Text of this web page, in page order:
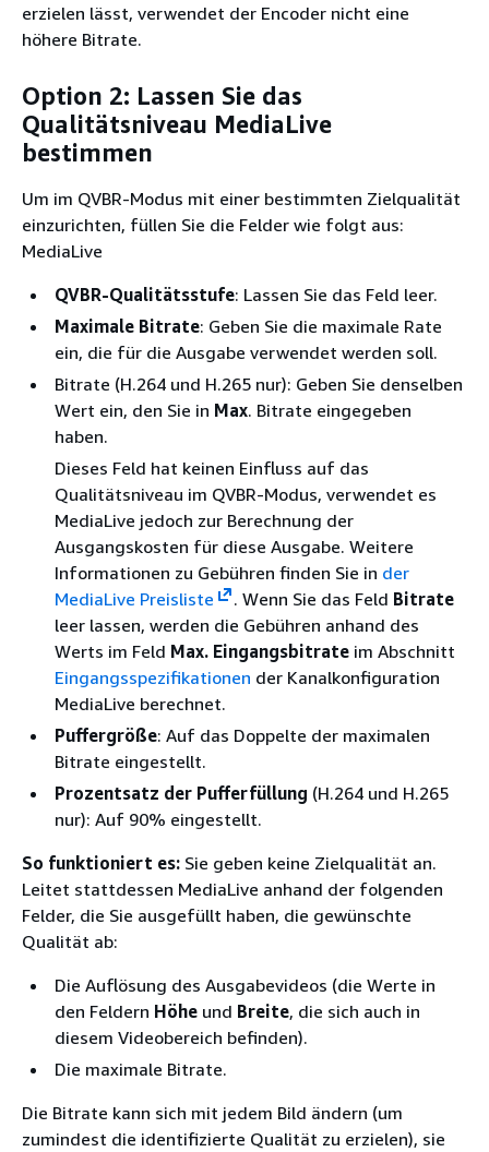
erzielen lässt, verwendet der Encoder nicht eine
höhere Bitrate.
Option 2: Lassen Sie das
Qualitätsniveau MediaLive
bestimmen
Um im QVBR-Modus mit einer bestimmten Zielqualität
einzurichten, füllen Sie die Felder wie folgt aus:
MediaLive
QVBR-Qualitätsstufe: Lassen Sie das Feld leer.
Maximale Bitrate: Geben Sie die maximale Rate
ein, die für die Ausgabe verwendet werden soll.
Bitrate (H.264 und H.265 nur): Geben Sie denselben
Wert ein, den Sie in Max. Bitrate eingegeben
haben.
Dieses Feld hat keinen Einfluss auf das
Qualitätsniveau im QVBR-Modus, verwendet es
MediaLive jedoch zur Berechnung der
Ausgangskosten für diese Ausgabe. Weitere
Informationen zu Gebühren finden Sie in der
MediaLive Preisliste
. Wenn Sie das Feld Bitrate
leer lassen, werden die Gebühren anhand des
Werts im Feld Max. Eingangsbitrate im Abschnitt
Eingangsspezifikationen der Kanalkonfiguration
MediaLive berechnet.
Puffergröße: Auf das Doppelte der maximalen
Bitrate eingestellt.
Prozentsatz der Pufferfüllung (H.264 und H.265
nur): Auf 90% eingestellt.
So funktioniert es: Sie geben keine Zielqualität an.
Leitet stattdessen MediaLive anhand der folgenden
Felder, die Sie ausgefüllt haben, die gewünschte
Qualität ab:
Die Auflösung des Ausgabevideos (die Werte in
den Feldern Höhe und Breite, die sich auch in
diesem Videobereich befinden).
Die maximale Bitrate.
Die Bitrate kann sich mit jedem Bild ändern (um
zumindest die identifizierte Qualität zu erzielen), sie